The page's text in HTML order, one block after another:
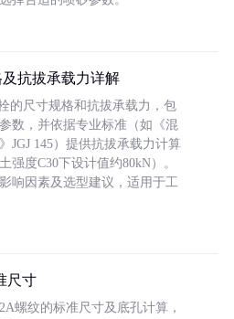
抗拔承载力详解
的尺寸规格和抗拔承载力，包
数，并依据专业标准（如《混
JGJ 145）提供抗拔承载力计算
强度C30下设计值约80kN）。
响因素及选型建议，适用于工
尺寸
螺纹的标准尺寸及底孔计算，